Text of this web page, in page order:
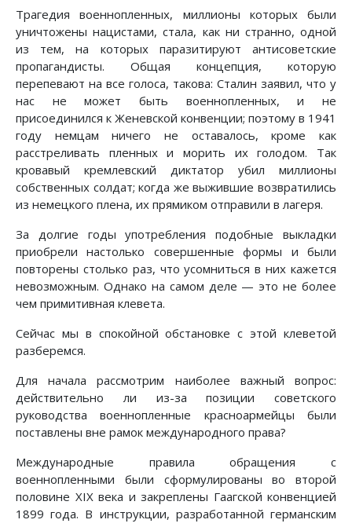
Трагедия военнопленных, миллионы которых были
уничтожены нацистами, стала, как ни странно, одной
из тем, на которых паразитируют антисоветские
пропагандисты. Общая концепция, которую
перепевают на все голоса, такова: Сталин заявил, что у
нас не может быть военнопленных, и не
присоединился к Женевской конвенции; поэтому в 1941
году немцам ничего не оставалось, кроме как
расстреливать пленных и морить их голодом. Так
кровавый кремлевский диктатор убил миллионы
собственных солдат; когда же выжившие возвратились
из немецкого плена, их прямиком отправили в лагеря.
За долгие годы употребления подобные выкладки
приобрели настолько совершенные формы и были
повторены столько раз, что усомниться в них кажется
невозможным. Однако на самом деле — это не более
чем примитивная клевета.
Сейчас мы в спокойной обстановке с этой клеветой
разберемся.
Для начала рассмотрим наиболее важный вопрос:
действительно ли из-за позиции советского
руководства военнопленные красноармейцы были
поставлены вне рамок международного права?
Международные правила обращения с
военнопленными были сформулированы во второй
половине XIX века и закреплены Гаагской конвенцией
1899 года. В инструкции, разработанной германским